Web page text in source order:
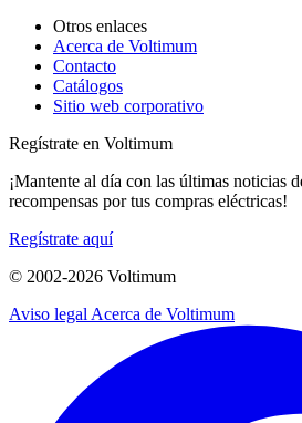
Otros enlaces
Acerca de Voltimum
Contacto
Catálogos
Sitio web corporativo
Regístrate en Voltimum
¡Mantente al día con las últimas noticias
recompensas por tus compras eléctricas!
Regístrate aquí
© 2002-2026 Voltimum
Aviso legal Acerca de Voltimum